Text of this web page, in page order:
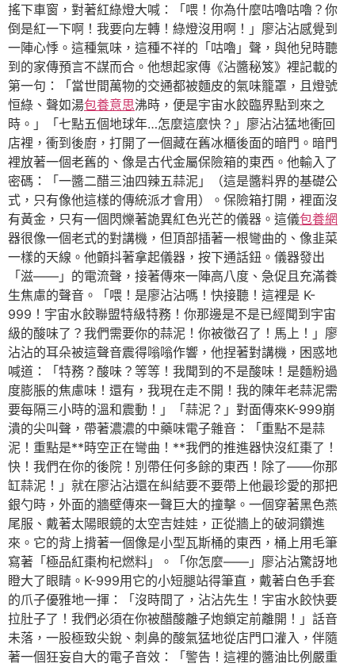
搖下車窗，對著紅綠燈大喊：「喂！你為什麼咕嚕咕嚕？你
倒是紅一下啊！我要向左轉！綠燈沒用啊！」廖沾沾感覺到
一陣心悸。這種氣味，這種不祥的「咕嚕」聲，與他兒時聽
到的家傳預言不謀而合。他想起家傳《沾醬秘笈》裡記載的
第一句：「當世間萬物的交通都被麵皮的氣味籠罩，且燈號
恒綠、聲如湯包養意思沸時，便是宇宙水餃臨界點到來之
時。」「七點五個地球年…怎麼這麼快？」廖沾沾猛地衝回
店裡，衝到後廚，打開了一個藏在舊冰櫃後面的暗門。暗門
裡放著一個老舊的、像是古代金屬保險箱的東西。他輸入了
密碼：「一醬二醋三油四辣五蒜泥」（這是醬料界的基礎公
式，只有像他這樣的傳統派才會用）。保險箱打開，裡面沒
有黃金，只有一個閃爍著詭異紅色光芒的儀器。這儀包養網
器很像一個老式的對講機，但頂部插著一根彎曲的、像韭菜
一樣的天線。他顫抖著拿起儀器，按下通話鈕。儀器發出
「滋——」的電流聲，接著傳來一陣高八度、急促且充滿養
生焦慮的聲音。「喂！是廖沾沾嗎！快接聽！這裡是 K-
999！宇宙水餃聯盟特級特務！你那邊是不是已經聞到宇宙
級的酸味了？我們需要你的蒜泥！你被徵召了！馬上！」廖
沾沾的耳朵被這聲音震得嗡嗡作響，他捏著對講機，困惑地
喊道：「特務？酸味？等等！我聞到的不是酸味！是麵粉過
度膨脹的焦慮味！還有，我現在走不開！我的陳年老蒜泥需
要每隔三小時的溫和震動！」「蒜泥？」對面傳來K-999崩
潰的尖叫聲，帶著濃濃的中藥味電子雜音：「重點不是蒜
泥！重點是**時空正在彎曲！**我們的推進器快沒紅棗了！
快！我們在你的後院！別帶任何多餘的東西！除了——你那
缸蒜泥！」就在廖沾沾還在糾結要不要帶上他最珍愛的那把
銀勺時，外面的牆壁傳來一聲巨大的撞擊。一個穿著黑色燕
尾服、戴著太陽眼鏡的太空吉娃娃，正從牆上的破洞鑽進
來。它的背上揹著一個像是小型瓦斯桶的東西，桶上用毛筆
寫著「極品紅棗枸杞燃料」。「你怎麼——」廖沾沾驚訝地
瞪大了眼睛。K-999用它的小短腿站得筆直，戴著白色手套
的爪子優雅地一揮：「沒時間了，沾沾先生！宇宙水餃快要
拉肚子了！我們必須在你被醋酸離子炮鎖定前離開！」話音
未落，一股極致尖銳、刺鼻的酸氣猛地從店門口灌入，伴隨
著一個狂妄自大的電子音效：「警告！這裡的醬油比例嚴重